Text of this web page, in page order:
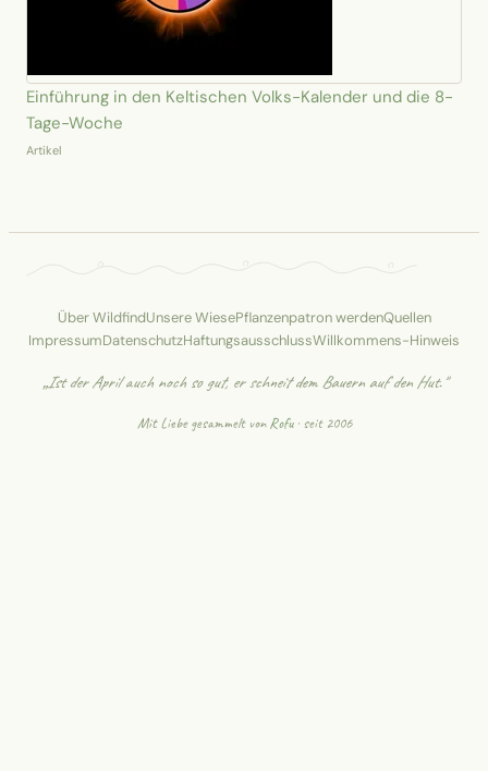
Einführung in den Keltischen Volks-Kalender und die 8-
Tage-Woche
Artikel
Über WildfindUnsere WiesePflanzenpatron werdenQuellen
ImpressumDatenschutzHaftungsausschlussWillkommens-Hinweis
„Ist der April auch noch so gut, er schneit dem Bauern auf den Hut."
Mit Liebe gesammelt vonRofu· seit 2006